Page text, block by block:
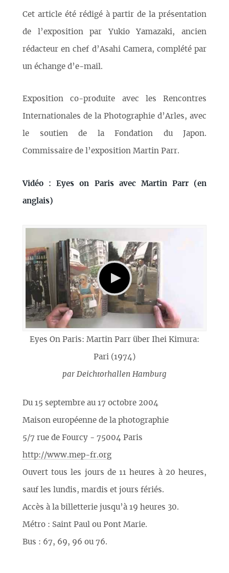
Cet article été rédigé à partir de la présentation
de l’exposition par Yukio Yamazaki, ancien
rédacteur en chef d’Asahi Camera, complété par
un échange d’e-mail.
Exposition co-produite avec les Rencontres
Internationales de la Photographie d’Arles, avec
le soutien de la Fondation du Japon.
Commissaire de l’exposition Martin Parr.
Vidéo : Eyes on Paris avec Martin Parr (en
anglais)
Eyes On Paris: Martin Parr über Ihei Kimura:
Pari (1974)
par Deichtorhallen Hamburg
Du 15 septembre au 17 octobre 2004
Maison européenne de la photographie
5/7 rue de Fourcy - 75004 Paris
http://www.mep-fr.org
Ouvert tous les jours de 11 heures à 20 heures,
sauf les lundis, mardis et jours fériés.
Accès à la billetterie jusqu’à 19 heures 30.
Métro : Saint Paul ou Pont Marie.
Bus : 67, 69, 96 ou 76.